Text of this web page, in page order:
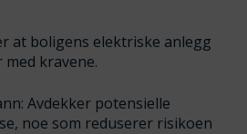
at boligens elektriske anlegg
kravene.
Avdekker potensielle
noe som reduserer risikoen